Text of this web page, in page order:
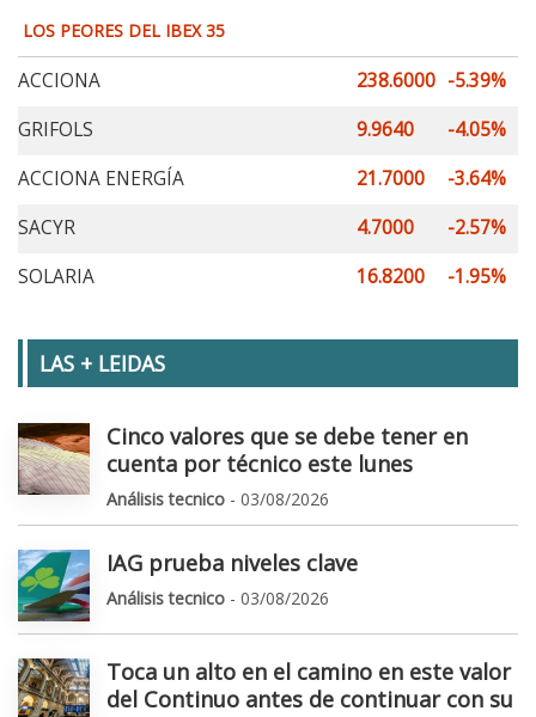
LOS PEORES DEL IBEX 35
ACCIONA 238.6000 -5.39%
GRIFOLS
9.9640
-4.05%
ACCIONA ENERGÍA
21.7000
-3.64%
SACYR
4.7000
-2.57%
SOLARIA
16.8200 -1.95%
LAS + LEIDAS
Cinco valores que se debe tener en
cuenta por técnico este lunes
Análisis tecnico - 03/08/2026
IAG prueba niveles clave
Análisis tecnico - 03/08/2026
Toca un alto en el camino en este valor
del Continuo antes de continuar con su